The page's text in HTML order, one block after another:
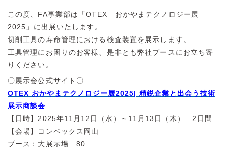
この度、FA事業部は「OTEX おかやまテクノロジー展
2025」に出展いたします。
切削工具の寿命管理における検査装置を展示します。
工具管理にお困りのお客様、是非とも弊社ブースにお立ち寄
りください。
〇展示会公式サイト〇
OTEX おかやまテクノロジー展2025| 精鋭企業と出会う技術
展示商談会
【日時】2025年11月12日（水）～11月13日（木） 2日間
【会場】コンベックス岡山
ブース：大展示場 80